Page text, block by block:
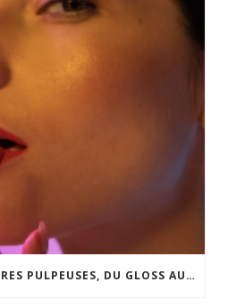
SOLUTIONS POUR LÈVRES PULPEUSES, DU GLOSS AU LIP LIFT